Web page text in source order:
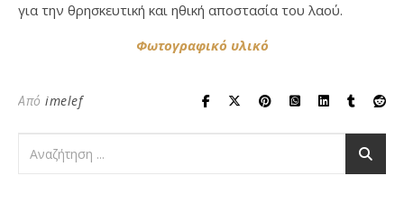
για την θρησκευτική και ηθική αποστασία του λαού.
Φωτογραφικό υλικό
Από imelef